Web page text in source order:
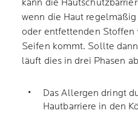
kann die
wenn die Haut
oder entfettenden Stoffen
Seifen kommt. Sollte
läuft dies in drei Phasen
Das Allergen dringt
Hautbarriere in den